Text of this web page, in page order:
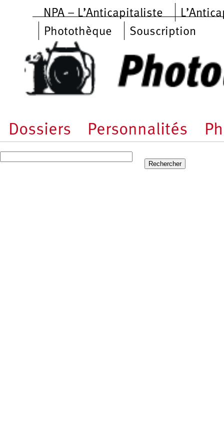
Aller au contenu principal
NPA – L’Anticapitaliste
Photothèque
Souscription
Dossiers Personnalités